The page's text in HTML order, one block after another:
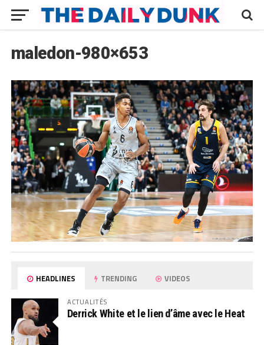
maledon-980×653
HEADLINES TRENDING VIDEOS
ACTUALITÉS
Derrick White et le lien d’âme avec le Heat